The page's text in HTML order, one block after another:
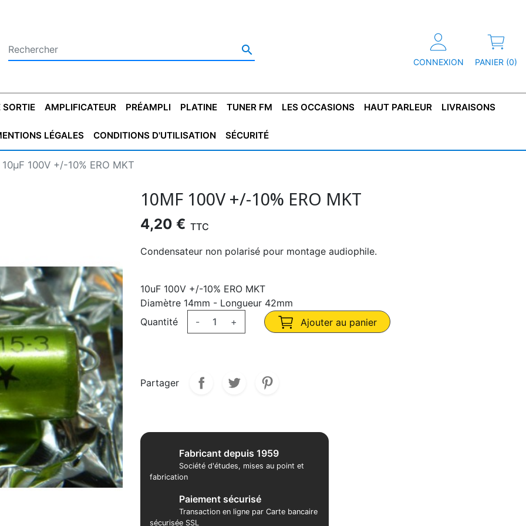

CONNEXION PANIER (0)
CONDENSATEUR
STYROFLEX
CONDENSATEUR
TRANSFO DE SORTIE
POUR GUITARE
AMPLIFICATEUR PRÉAMPLI PLATINE TUNER FM LES OCCASIONS
PLATINES VINYLES MAGNÉTOPHONE
HAUT PARLEUR LIVRAISONS
LÉGALES CONDITIONS D'UTILISATION SÉCURITÉ
10µF 100V +/-10% ERO MKT
10ΜF 100V +/-10% ERO MKT
4,20 € TTC
Condensateur non polarisé pour montage audiophile.
10uF 100V +/-10% ERO MKT
Diamètre 14mm - Longueur 42mm
Quantité
- + Ajouter au panier
Partager
Fabricant depuis 1959
Société d'études, mises au point et
fabrication
Paiement sécurisé
Transaction en ligne par Carte bancaire
sécurisée SSL